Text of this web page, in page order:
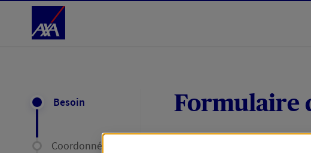
Accéder au Contenu
Besoin
Coordonnées
Formulaire